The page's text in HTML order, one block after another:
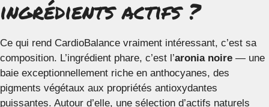
ingrédients actifs ?
Ce qui rend CardioBalance vraiment intéressant, c’est sa
composition. L’ingrédient phare, c’est l’aronia noire — une
baie exceptionnellement riche en anthocyanes, des
pigments végétaux aux propriétés antioxydantes
puissantes. Autour d’elle, une sélection d’actifs naturels